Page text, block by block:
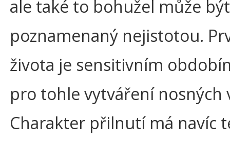
ale také to bohužel může
poznamenaný nejistotou.
života je sensitivním
pro tohle vytváření nosných
Charakter přilnutí má navíc